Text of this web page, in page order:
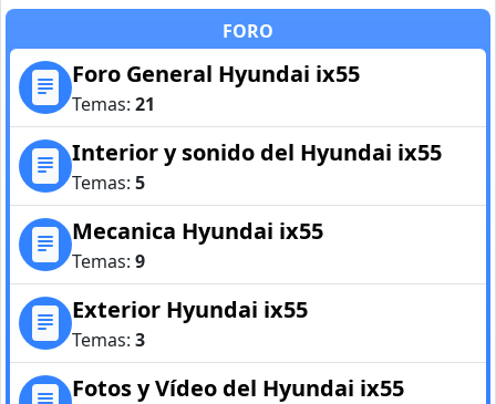
FORO
Foro General Hyundai ix55
Temas: 21
Interior y sonido del Hyundai ix55
Temas: 5
Mecanica Hyundai ix55
Temas: 9
Exterior Hyundai ix55
Temas: 3
Fotos y Vídeo del Hyundai ix55